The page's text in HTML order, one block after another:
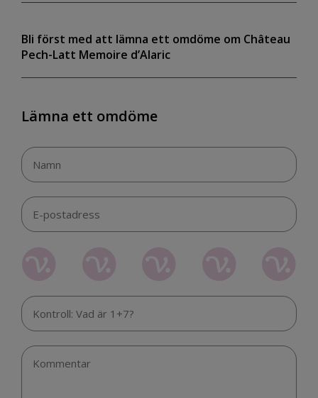
Bli först med att lämna ett omdöme om Château
Pech-Latt Memoire d’Alaric
Lämna ett omdöme